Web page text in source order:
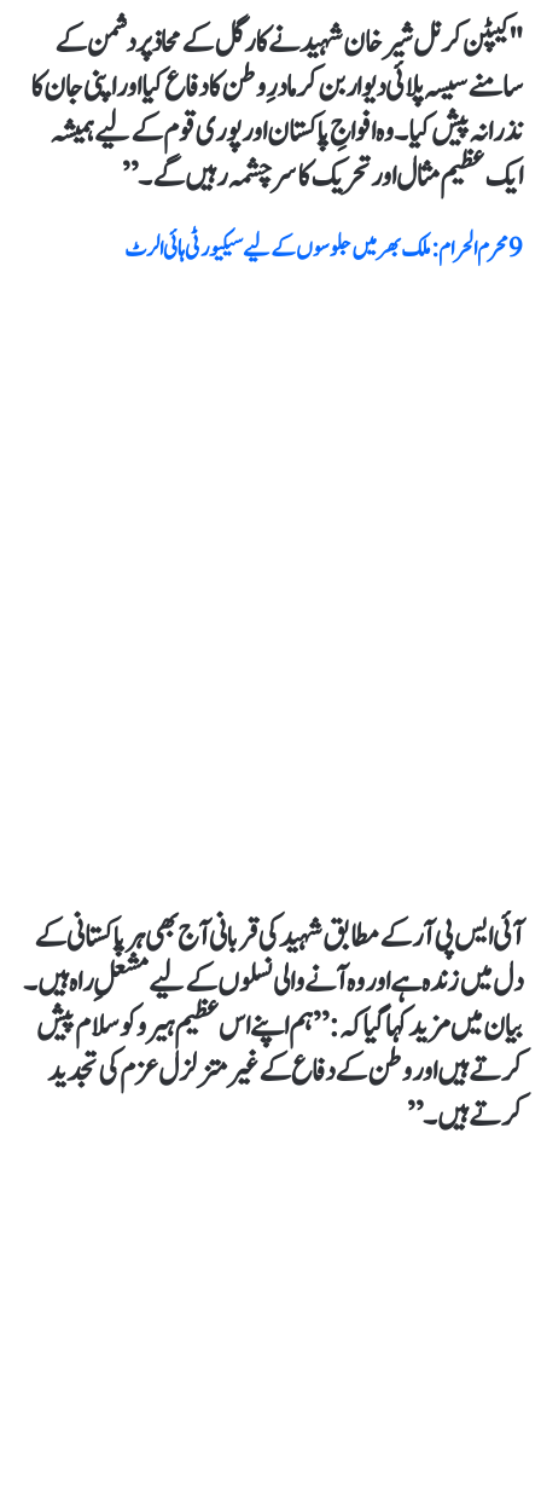
"کیپٹن کرنل شیر خان شہید نے کارگل کے محاذ پر دشمن کے
سامنے سیسہ پلائی دیوار بن کر مادرِ وطن کا دفاع کیا اور اپنی جان کا
نذرانہ پیش کیا۔ وہ افواجِ پاکستان اور پوری قوم کے لیے ہمیشہ
ایک عظیم مثال اور تحریک کا سرچشمہ رہیں گے۔”
9 محرم الحرام: ملک بھر میں جلوسوں کے لیے سیکیورٹی ہائی الرٹ
آئی ایس پی آر کے مطابق شہید کی قربانی آج بھی ہر پاکستانی کے
دل میں زندہ ہے اور وہ آنے والی نسلوں کے لیے مشعلِ راہ ہیں۔
بیان میں مزید کہا گیا کہ:”ہم اپنے اس عظیم ہیرو کو سلام پیش
کرتے ہیں اور وطن کے دفاع کے غیرمتزلزل عزم کی تجدید
کرتے ہیں۔”